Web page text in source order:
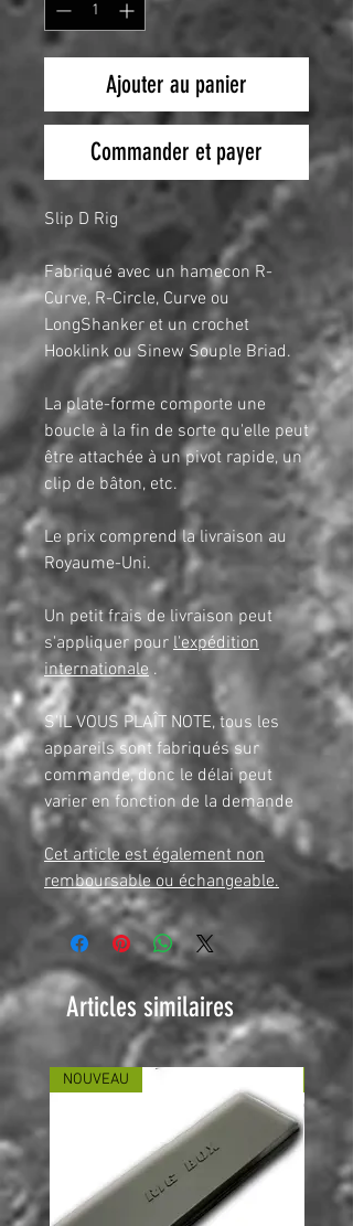
Ajouter au panier
Commander et payer
Slip D Rig
Fabriqué avec un hamecon R-
Curve, R-Circle, Curve ou
LongShanker et un crochet
Hooklink ou Sinew Souple Briad.
La plate-forme comporte une
boucle à la fin de sorte qu'elle peut
être attachée à un pivot rapide, un
clip de bâton, etc.
Le prix comprend la livraison au
Royaume-Uni.
Un petit frais de livraison peut
s'appliquer pour l'expédition
internationale .
S'IL VOUS PLAÎT NOTE, tous les
appareils sont fabriqués sur
commande, donc le délai peut
varier en fonction de la demande
Cet article est également non
remboursable ou échangeable.
Articles similaires
NOUVEAU